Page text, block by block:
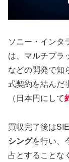
ソニー・インタ
は、マルチプラ
などの開発で知
式契約を結んだ
（日本円にして
買収完了後は
シングを行い、
占とすることな